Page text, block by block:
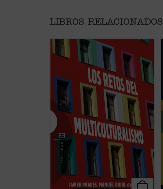
LIBROS RELACIONADOS
«La presencia masiva de
inmigrantes en Europa, su
diversidad étnica, cultural y
religiosa, su inserción en la vida
cotidiana de nuestras sociedades,
su al menos incipiente
participación en la vida
democrática de nuestras
naciones... Antes de cualquier
consideración es necesario
reconocer que nos encontramos
ante ...
(ver ficha)